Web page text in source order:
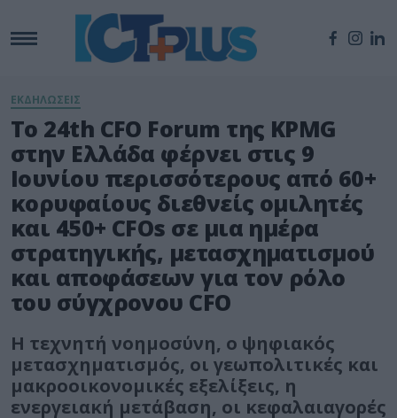
ΕΚΔΗΛΩΣΕΙΣ
Το 24th CFO Forum της KPMG
στην Ελλάδα φέρνει στις 9
Ιουνίου περισσότερους από 60+
κορυφαίους διεθνείς ομιλητές
και 450+ CFOs σε μια ημέρα
στρατηγικής, μετασχηματισμού
και αποφάσεων για τον ρόλο
του σύγχρονου CFO
Η τεχνητή νοημοσύνη, ο ψηφιακός
μετασχηματισμός, οι γεωπολιτικές και
μακροοικονομικές εξελίξεις, η
ενεργειακή μετάβαση, οι κεφαλαιαγορές